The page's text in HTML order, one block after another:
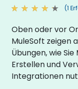
(1
Oben oder vor
MuleSoft zeigen
Übungen, wie
Erstellen und
Integrationen